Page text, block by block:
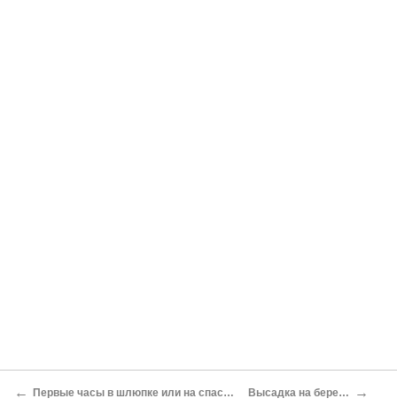
← Первые часы в шлюпке или на спасательном плоту Высадка на берег вплавь →